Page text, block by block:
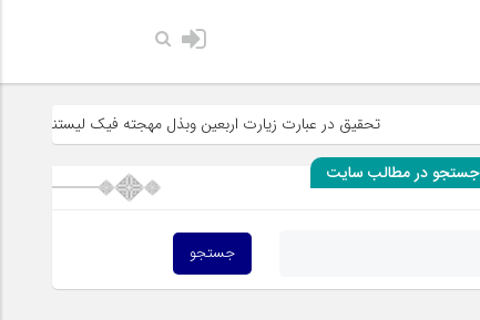
تحقیق در عبارت زیارت اربعین وبذل مهجته فیک لیستنقذ عبادک من
جستجو در مطالب سایت